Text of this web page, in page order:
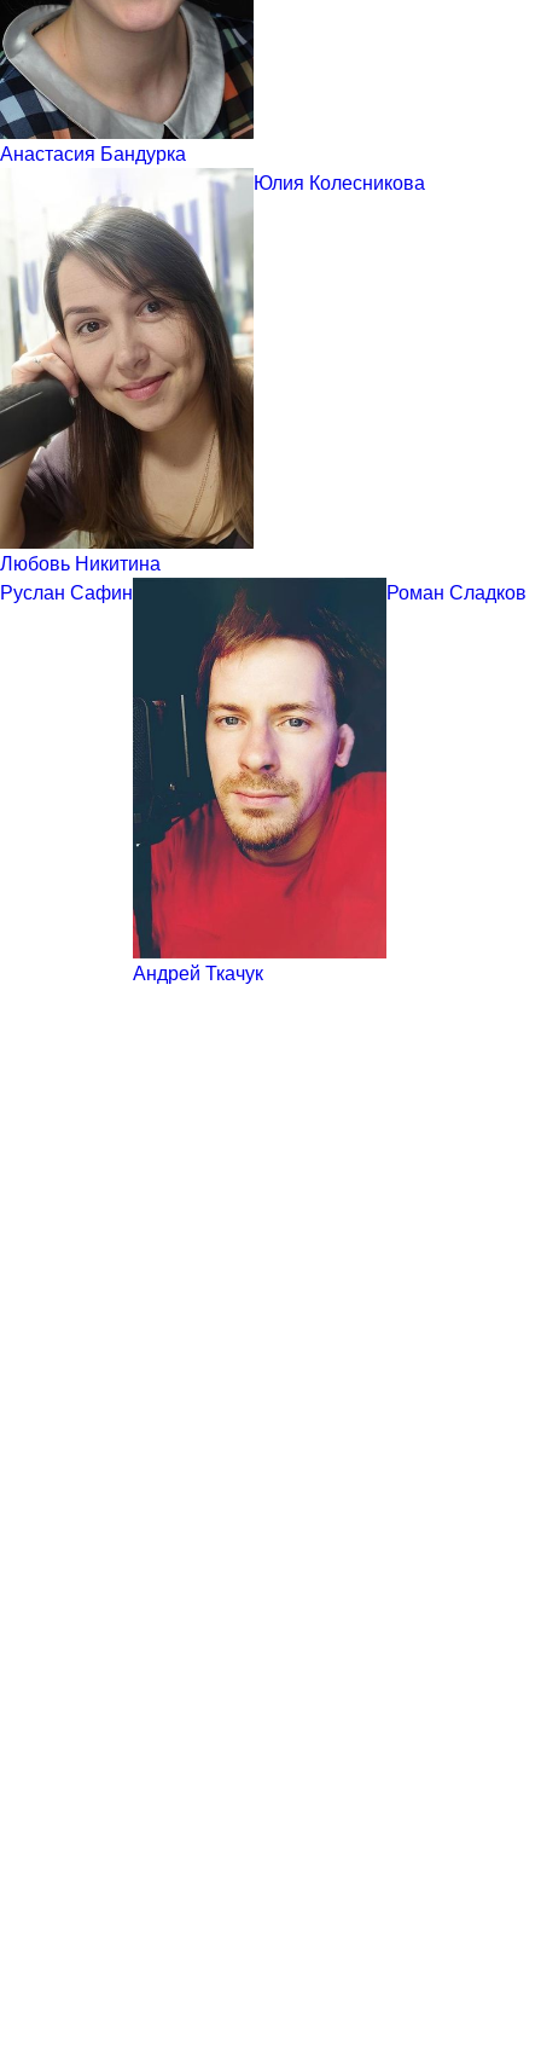
Анастасия Бандурка
Любовь Никитина
Юлия Колесникова
Руслан Сафин
Андрей Ткачук
Роман Сладков